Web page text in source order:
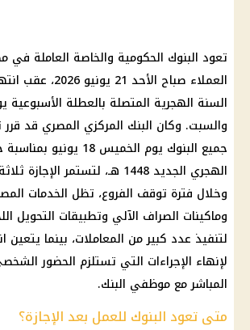
تعود البنوك الحكومية والخاصة العاملة في
العملاء صباح الأحد 21
السنة الهجرية المتصلة بالعطلة الأسبوعية
والسبت. وكان البنك المركزي المصري قد
جميع البنوك يوم الخميس 18
الهجري الجديد 1448 هـ، لتستمر
وخلال فترة توقف الفروع، تظل الخدمات
وماكينات الصراف الآلي وتطبيقات التحويل
لتنفيذ عدد كبير من المعاملات، بينما يتعين
لإنهاء الإجراءات التي تستلزم الحضور
المباشر مع موظفي البنك.
متى تعود البنوك للعمل بعد الإجازة؟